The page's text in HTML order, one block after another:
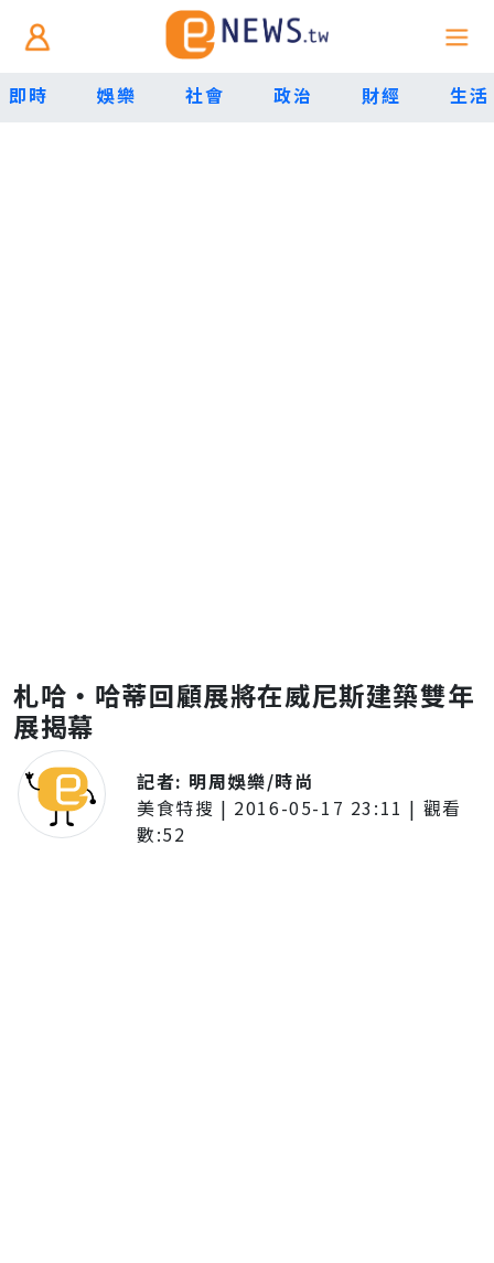
即時 娛樂 社會 政治 財經 生活
札哈・哈蒂回顧展將在威尼斯建築雙年
展揭幕
記者: 明周娛樂/時尚
美食特搜 | 2016-05-17 23:11 | 觀看
數:52